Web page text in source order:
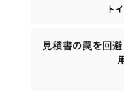
ト
見積書の罠を回